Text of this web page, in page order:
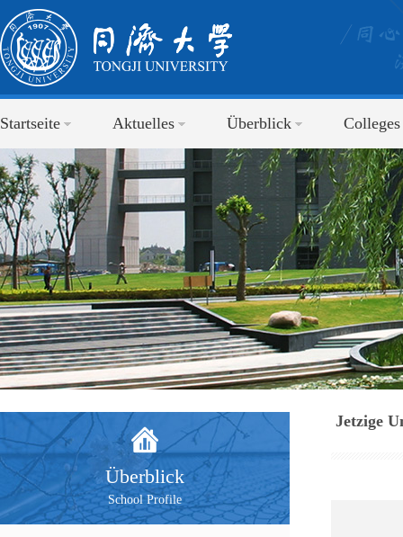
Startseite Aktuelles Überblick Colleges
Überblick
School Profile
Jetzige